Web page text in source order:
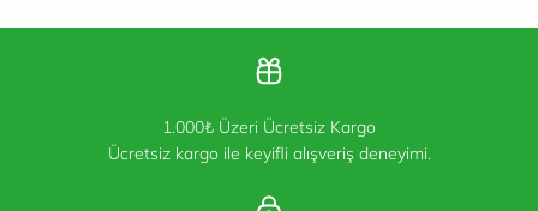
1.000₺ Üzeri Ücretsiz Kargo
Ücretsiz kargo ile keyifli alışveriş deneyimi.